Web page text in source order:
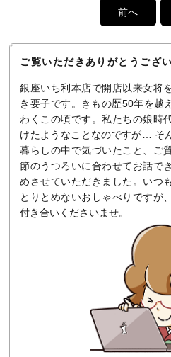
前へ
ご覧いただきありがとうござ
銀座いち利本店で開店以来女将
き要子です。きもの歴50年を越
わくこの頃です。私たちの娘時
けたようなことなのですが… そ
暮らしの中で気づいたこと、ご
節のうつろいに合わせてお話で
めさせていただきました。いつ
とりとめないおしゃべりですが
付き合いくださいませ。